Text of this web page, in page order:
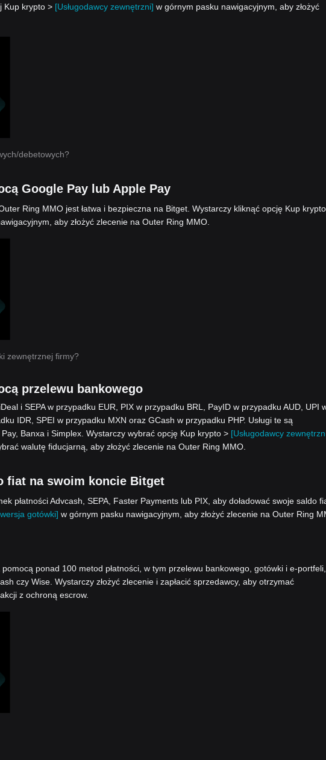
Kup krypto > [Usługodawcy zewnętrzni] w górnym pasku nawigacyjnym, aby złożyć
debetowych?
Google Pay lub Apple Pay
Ring MMO jest łatwa i bezpieczna na Bitget. Wystarczy kliknąć opcję Kup
aby złożyć zlecenie na Outer Ring MMO.
zewnętrznej firmy?
przelewu bankowego
i SEPA w przypadku EUR, PIX w przypadku BRL, PayID w przypadku AUD, UPI
IDR, SPEI w przypadku MXN oraz GCash w przypadku PHP. Usługi te są
Banxa i Simplex. Wystarczy wybrać opcję Kup krypto > [Usługodawcy
walutę fiducjarną, aby złożyć zlecenie na Outer Ring MMO.
fiat na swoim koncie Bitget
płatności Advcash, SEPA, Faster Payments lub PIX, aby doładować swoje saldo
gotówki] w górnym pasku nawigacyjnym, aby złożyć zlecenie na Outer Ring
ponad 100 metod płatności, w tym przelewu bankowego, gotówki i e-portfeli,
czy Wise. Wystarczy złożyć zlecenie i zapłacić sprzedawcy, aby otrzymać
z ochroną escrow.